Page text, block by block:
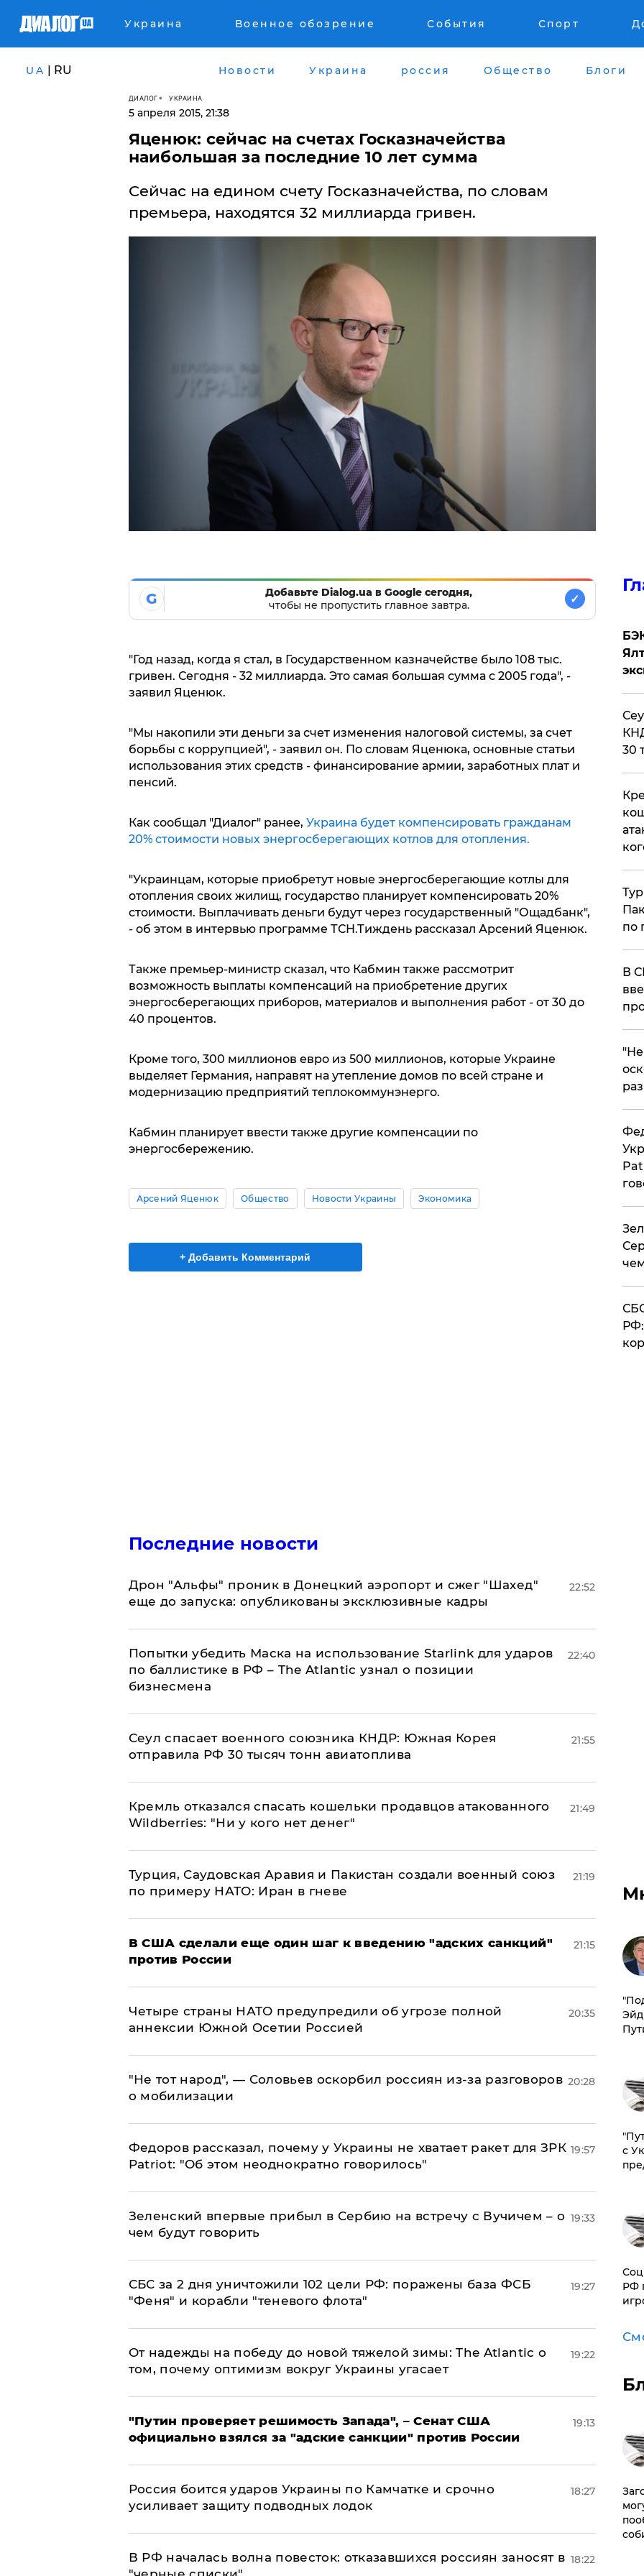
Украина Военное обозрение События Спорт
UA | RU Новости Украина россия Общество Блоги
ДИАЛОГ УКРАИНА
5 апреля 2015, 21:38
Яценюк: сейчас на счетах Госказначейства
наибольшая за последние 10 лет сумма
Сейчас на едином счету Госказначейства, по словам
премьера, находятся 32 миллиарда гривен.
G
Добавьте Dialog.ua в Google сегодня,
чтобы не пропустить главное завтра.
✓
"Год назад, когда я стал, в Государственном казначействе было 108 тыс.
гривен. Сегодня - 32 миллиарда. Это самая большая сумма с 2005 года", -
заявил Яценюк.
"Мы накопили эти деньги за счет изменения налоговой системы, за счет
борьбы с коррупцией", - заявил он. По словам Яценюка, основные статьи
использования этих средств - финансирование армии, заработных плат и
пенсий.
Как сообщал "Диалог" ранее, Украина будет компенсировать гражданам
20% стоимости новых энергосберегающих котлов для отопления.
"Украинцам, которые приобретут новые энергосберегающие котлы для
отопления своих жилищ, государство планирует компенсировать 20%
стоимости. Выплачивать деньги будут через государственный "Ощадбанк",
- об этом в интервью программе ТСН.Тиждень рассказал Арсений Яценюк.
Также премьер-министр сказал, что Кабмин также рассмотрит
возможность выплаты компенсаций на приобретение других
энергосберегающих приборов, материалов и выполнения работ - от 30 до
40 процентов.
Кроме того, 300 миллионов евро из 500 миллионов, которые Украине
выделяет Германия, направят на утепление домов по всей стране и
модернизацию предприятий теплокоммунэнерго.
Кабмин планирует ввести также другие компенсации по
энергосбережению.
Арсений Яценюк Общество Новости Украины Экономика
+ Добавить Комментарий
Последние новости
Дрон "Альфы" проник в Донецкий аэропорт и сжег "Шахед"
еще до запуска: опубликованы эксклюзивные кадры
22:52
Попытки убедить Маска на использование Starlink для ударов
по баллистике в РФ – The Atlantic узнал о позиции
бизнесмена
22:40
​Сеул спасает военного союзника КНДР: Южная Корея
отправила РФ 30 тысяч тонн авиатоплива
21:55
Кремль отказался спасать кошельки продавцов атакованного
Wildberries: "Ни у кого нет денег"
21:49
Турция, Саудовская Аравия и Пакистан создали военный союз
по примеру НАТО: Иран в гневе
21:19
В США сделали еще один шаг к введению "адских санкций"
против России
21:15
Четыре страны НАТО предупредили об угрозе полной
аннексии Южной Осетии Россией
20:35
​"Не тот народ", — Соловьев оскорбил россиян из-за разговоров
о мобилизации
20:28
Федоров рассказал, почему у Украины не хватает ракет для ЗРК
Patriot: "Об этом неоднократно говорилось"
19:57
Зеленский впервые прибыл в Сербию на встречу с Вучичем – о
чем будут говорить
19:33
СБС за 2 дня уничтожили 102 цели РФ: поражены база ФСБ
"Феня" и корабли "теневого флота"
19:27
От надежды на победу до новой тяжелой зимы: The Atlantic о
том, почему оптимизм вокруг Украины угасает
19:22
"Путин проверяет решимость Запада", – Сенат США
официально взялся за "адские санкции" против России
19:13
Россия боится ударов Украины по Камчатке и срочно
усиливает защиту подводных лодок
18:27
​В РФ началась волна повесток: отказавшихся россиян заносят в 18:22
30
по
В
с
РФ